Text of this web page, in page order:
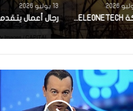
شركة ELEONETECH التابعة لـلمجمع الصناعي التونسي OneTech تتحصل على الشهادة الدولية MSI 20000
13 يوليو 2026